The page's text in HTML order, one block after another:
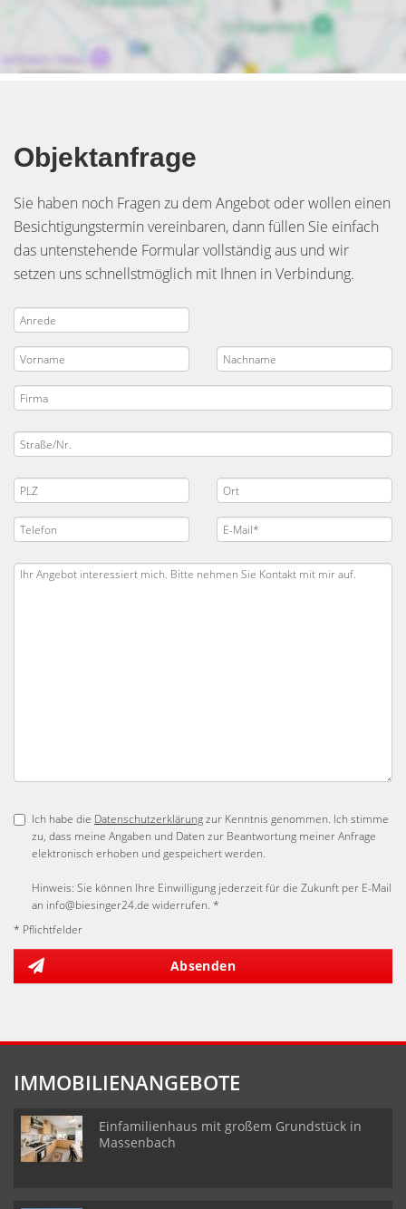
Objektanfrage
Sie haben noch Fragen zu dem Angebot oder wollen einen
Besichtigungstermin vereinbaren, dann füllen Sie einfach
das untenstehende Formular vollständig aus und wir
setzen uns schnellstmöglich mit Ihnen in Verbindung.
Ich habe die Datenschutzerklärungzur Kenntnis genommen. Ich stimme
zu, dass meine Angaben und Daten zur Beantwortung meiner Anfrage
elektronisch erhoben und gespeichert werden.
Hinweis: Sie können Ihre Einwilligung jederzeit für die Zukunft per E-Mail
an info@biesinger24.de widerrufen. *
* Pflichtfelder
Absenden
IMMOBILIENANGEBOTE
Einfamilienhaus mit großem Grundstück in
Massenbach